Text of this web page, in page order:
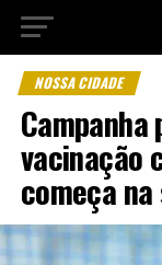
NOSSA CIDADE
vacinação
começa